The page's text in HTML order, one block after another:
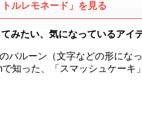
ルレモネード」を見る
みたい、気になっているアイ
バルーン（文字などの形にな
知った、「スマッシュケーキ